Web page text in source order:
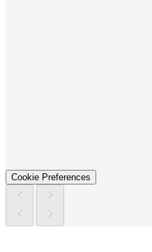
Cookie Preferences